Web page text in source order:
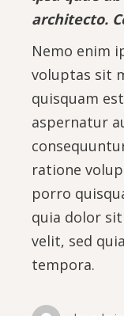
architecto.
Nemo enim
voluptas sit
quisquam
aspernatur
ratione
porro
quia dolor
velit, sed
tempora.